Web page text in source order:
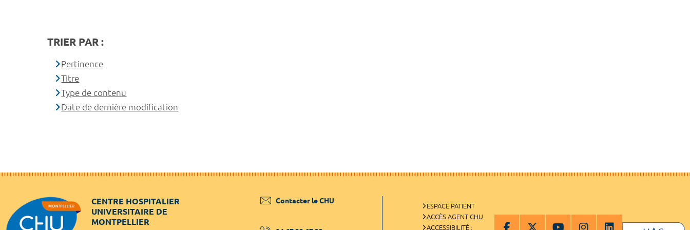
TRIER PAR :
Pertinence
Titre
Type de contenu
Date de dernière modification
CENTRE HOSPITALIER
UNIVERSITAIRE DE
MONTPELLIER
Contacter le CHU
ESPACE PATIENT
ACCÈS AGENT CHU
ACCESSIBILITÉ :